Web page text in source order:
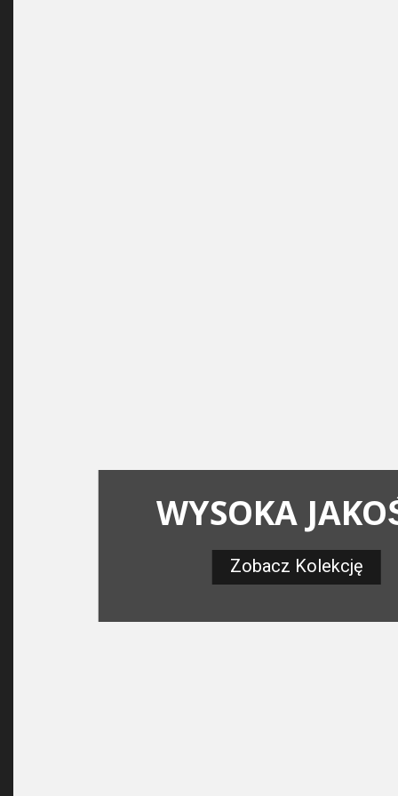
WYSOKA
Zobacz Kolekcję